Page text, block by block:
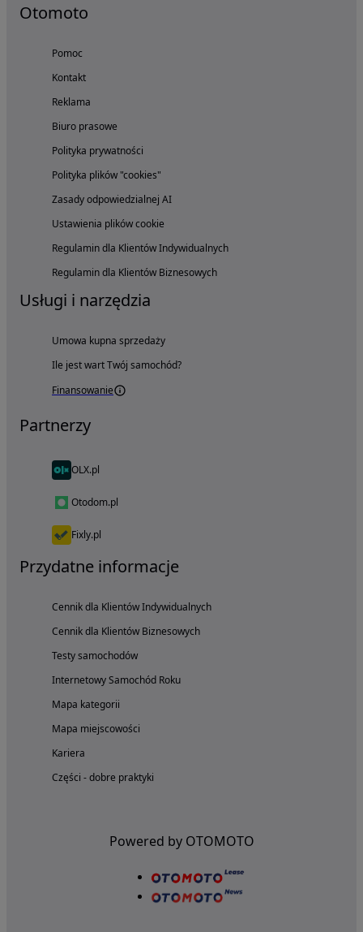
Otomoto
Pomoc
Kontakt
Reklama
Biuro prasowe
Polityka prywatności
Polityka plików "cookies"
Zasady odpowiedzialnej AI
Ustawienia plików cookie
Regulamin dla Klientów Indywidualnych
Regulamin dla Klientów Biznesowych
Usługi i narzędzia
Umowa kupna sprzedaży
Ile jest wart Twój samochód?
Finansowanie
Partnerzy
OLX.pl
Otodom.pl
Fixly.pl
Przydatne informacje
Cennik dla Klientów Indywidualnych
Cennik dla Klientów Biznesowych
Testy samochodów
Internetowy Samochód Roku
Mapa kategorii
Mapa miejscowości
Kariera
Części - dobre praktyki
Powered by OTOMOTO